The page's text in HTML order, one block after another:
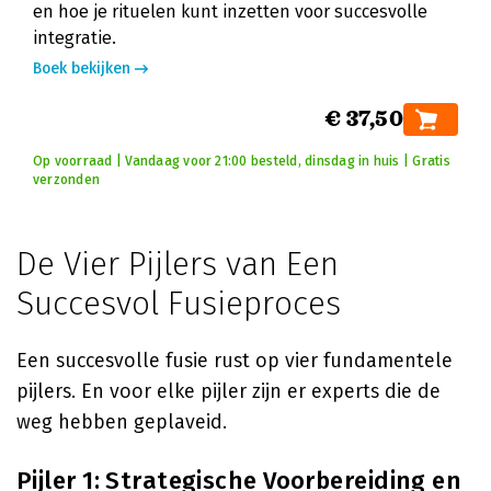
en hoe je rituelen kunt inzetten voor succesvolle
integratie.
Boek bekijken
€ 37,50
Op voorraad | Vandaag voor 21:00 besteld, dinsdag in huis | Gratis
verzonden
De Vier Pijlers van Een
Succesvol Fusieproces
Een succesvolle fusie rust op vier fundamentele
pijlers. En voor elke pijler zijn er experts die de
weg hebben geplaveid.
Pijler 1: Strategische Voorbereiding en